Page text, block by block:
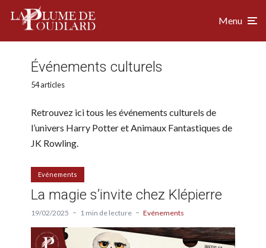
Menu
Événements culturels
54 articles
Retrouvez ici tous les événements culturels de
l’univers Harry Potter et Animaux Fantastiques de
JK Rowling.
Evénements
La magie s’invite chez Klépierre
19/02/2025 1 min de lecture Evénements